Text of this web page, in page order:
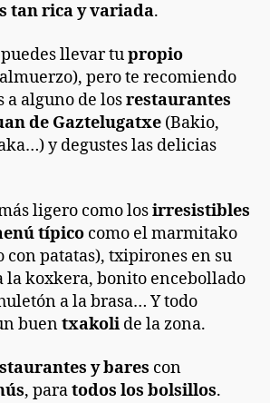
tan rica y variada.
llevar tupropio
pero te recomiendo
a alguno de losrestaurantes
de Gaztelugatxe (Bakio,
y degustes las delicias
ligero como losirresistibles
típico como el marmitako
con patatas), txipirones en su
la koxkera, bonito encebollado
a la brasa… Y todo
buentxakoli de la zona.
y bares con
, paratodos los bolsillos.